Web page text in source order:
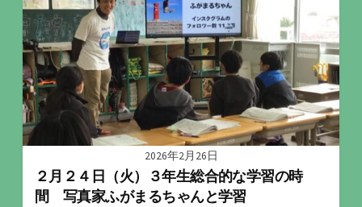
ー
2026年2月26日
２月２４日（火）３年生総合的な学習の時
間 写真家ふがまるちゃんと学習